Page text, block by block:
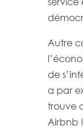
Autre
de
a par
trouve
Airbnb !